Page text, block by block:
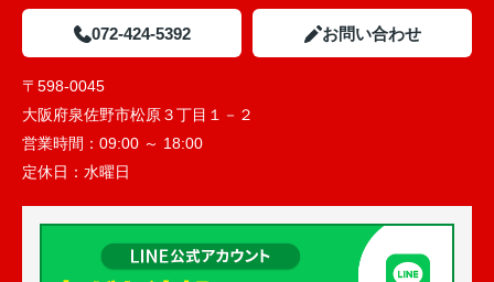
072-424-5392 お問い合わせ
〒598-0045
大阪府泉佐野市松原３丁目１－２
営業時間： 09:00 ～ 18:00
定休日： 水曜日